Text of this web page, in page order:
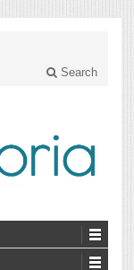
Search